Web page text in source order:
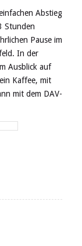
Abstieg
Stunden
Pause im
In der
Ausblick auf
Kaffee, mit
mit dem DAV-